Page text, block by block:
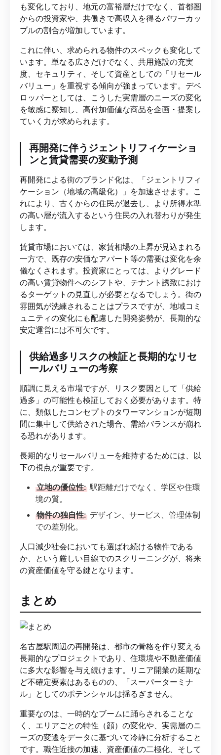
も変化しており、地元の富裕層だけでなく、首都圏
からの投資家や、共働きで高収入を得るパワーカッ
プルの割合が増加しています。
これに伴い、求められる物件のスペックも変化して
います。単なる広さだけでなく、共用施設の充実
度、セキュリティ、そして資産としての「リセール
バリュー」を重視する傾向が強まっています。デベ
ロッパーとしては、こうした実需層のニーズの変化
を敏感に察知し、高付加価値な商品を企画・提案し
ていく力が求められます。
再開発に伴うジェントリフィケーショ
ンと賃貸需要の変動予測
再開発による街のブランド化は、「ジェントリフィ
ケーション（地域の高級化）」を加速させます。こ
れにより、古くからの住民が退去し、より所得水準
の高い層が流入するという住民の入れ替わりが発生
します。
賃貸市場においては、家賃相場の上昇が見込まれる
一方で、既存の安価なアパート等の需要は変化を余
儀なくされます。投資家にとっては、よりグレード
の高い賃貸物件へのシフトや、テナント誘致におけ
るターゲットの見直しが必要となるでしょう。街の
雰囲気が洗練されることはプラスですが、地域コミ
ュニティの変化にも配慮した開発姿勢が、長期的な
安定運営には不可欠です。
供給過多リスクの検証と長期的なリセ
ールバリューの考察
順調に見える市場ですが、リスク要因として「供給
過多」の可能性も検証しておく必要があります。特
に、類似したコンセプトのタワーマンションが短期
間に集中して供給された場合、需給バランスが崩れ
る恐れがあります。
長期的なリセールバリューを維持するためには、以
下の視点が重要です。
立地の優位性: 駅距離だけでなく、学区や住環
境の質。
物件の独自性: デザイン、サービス、管理体制
での差別化。
人口減少社会においても選ばれ続ける物件である
か、という厳しい目線でのスクリーニングが、将来
の資産価値を守る鍵となります。
まとめ
名古屋駅周辺の再開発は、都市の骨格を作り変える
長期的なプロジェクトであり、住環境や不動産価値
に多大な影響を与え続けます。リニア開業の延期な
ど不確定要素はあるものの、「スーパーターミナ
ル」としてのポテンシャルは揺るぎません。
重要なのは、一時的なブームに踊らされることな
く、エリアごとの特性（顔）の変化や、実需層のニ
ーズの変遷をデータに基づいて冷静に分析すること
です。職住近接の加速、資産価値の二極化、そして